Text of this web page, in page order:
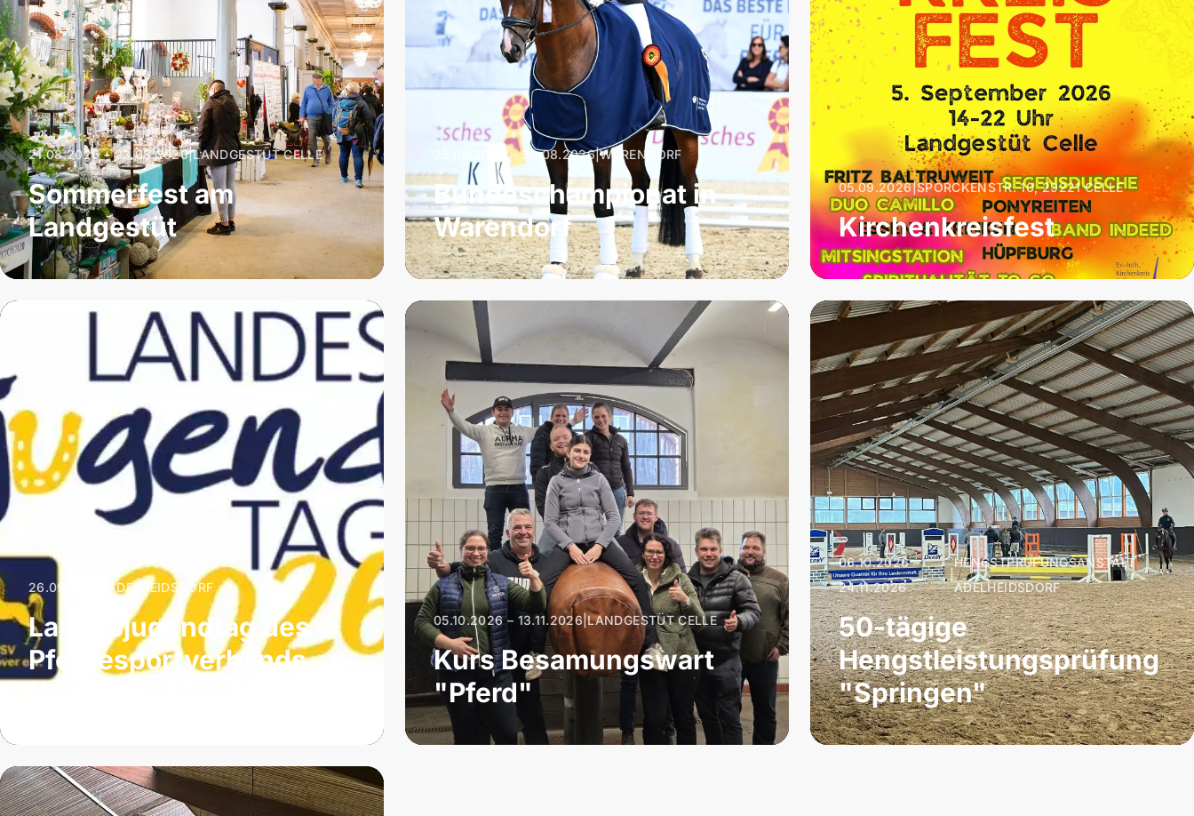
21.08.2026 – 23.08.2026|LANDGESTÜT CELLE
Sommerfest am
Landgestüt
25.08.2026 – 30.08.2026|WARENDORF
Bundeschampionat in
Warendorf
05.09.2026|SPÖRCKENSTR. 10, 29221 CELLE
Kirchenkreisfest
26.09.2026 ADELHEIDSDORF
Landesjugendtag des
Pferdesportverbands
Hannover
05.10.2026 – 13.11.2026|LANDGESTÜT CELLE
Kurs Besamungswart
"Pferd"
06.10.2026 –
24.11.2026
|
HENGSTPRÜFUNGSANSTALT
ADELHEIDSDORF
50-tägige
Hengstleistungsprüfung
"Springen"